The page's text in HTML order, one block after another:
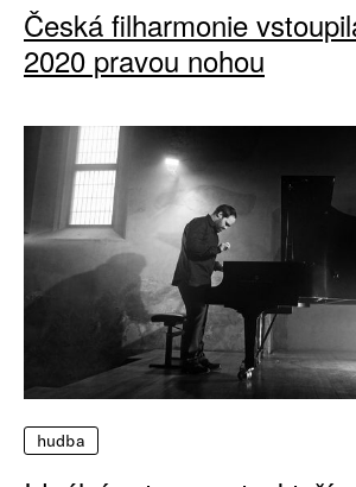
Česká filharmonie
2020 pravou nohou
hudba